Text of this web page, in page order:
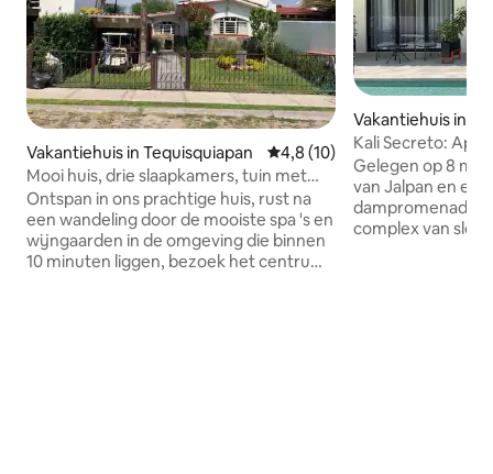
Vakantiehuis in Tequisquiapan Gemiddelde beoordeling van
4,8 (10)
Mooi huis, drie slaapkamers, tuin met
barbecue
Ontspan in ons prachtige huis, rust na
een wandeling door de mooiste spa 's en
wijngaarden in de omgeving die binnen
10 minuten liggen, bezoek het centrum
Vakantiehuis in
ra
Kali Secreto:
zwembad
Gelegen op 8
van Jalpan en
dampromenade
complex van slechts 8